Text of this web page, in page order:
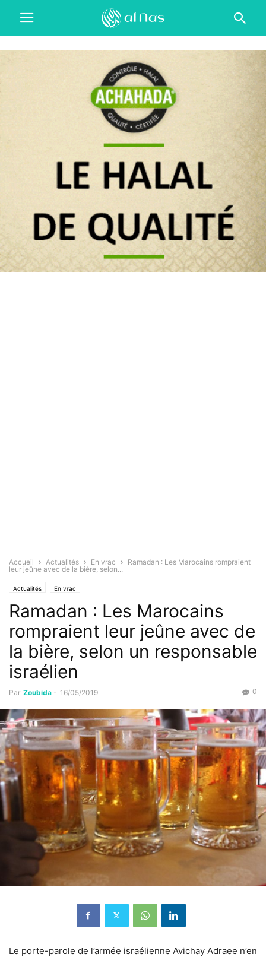
Accueil Actualités En vrac
Ramadan : Les Marocains rompraient
leur jeûne avec de la bière, selon...
Actualités En vrac
Ramadan : Les Marocains
rompraient leur jeûne avec de
la bière, selon un responsable
israélien
Par Zoubida - 16/05/2019 0
Le porte-parole de l’armée israélienne Avichay Adraee n’en